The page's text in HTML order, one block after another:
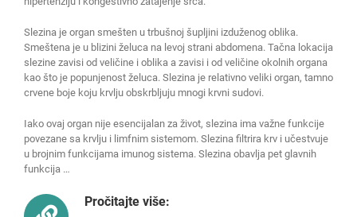
Slezina je organ smešten u trbušnoj šupljini izduženog oblika.
Smeštena je u blizini želuca na levoj strani abdomena. Tačna lokacija
slezine zavisi od veličine i oblika a zavisi i od veličine okolnih organa
kao što je popunjenost želuca. Slezina je relativno veliki organ, tamno
crvene boje koju krvlju obskrbljuju mnogi krvni sudovi.
Iako ovaj organ nije esencijalan za život, slezina ima važne funkcije
povezane sa krvlju i limfnim sistemom. Slezina filtrira krv i učestvuje
u brojnim funkcijama imunog sistema. Slezina obavlja pet glavnih
funkcija …
Pročitajte više: